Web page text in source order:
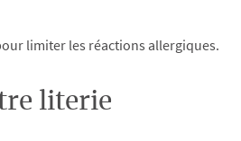
limiter les réactions allergiques.
literie